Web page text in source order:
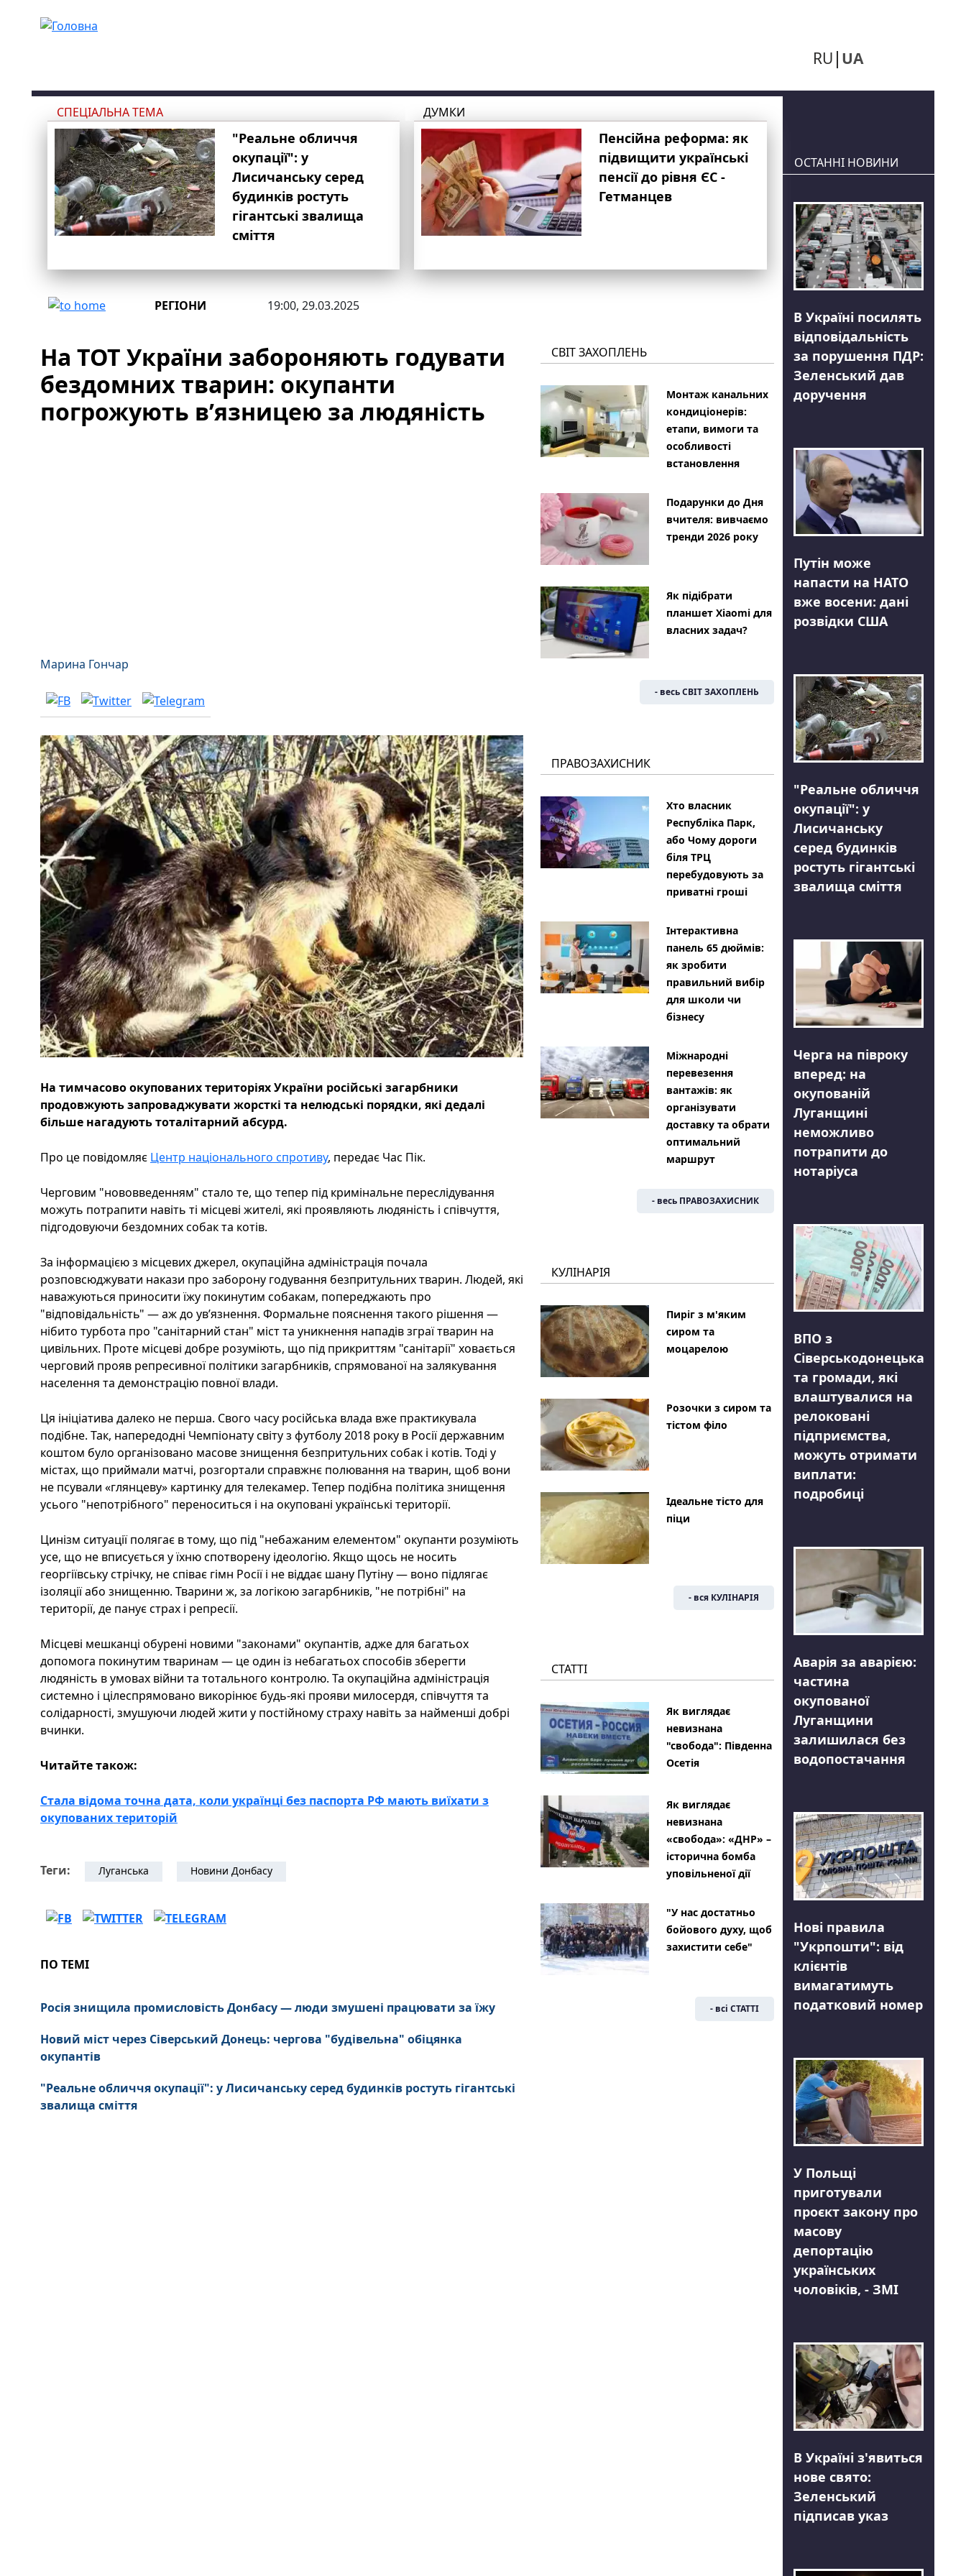
RU UA
СПЕЦІАЛЬНА ТЕМА
"Реальне обличчя
окупації": у
Лисичанську серед
будинків ростуть
гігантські звалища
сміття
ДУМКИ
Пенсійна реформа: як
підвищити українські
пенсії до рівня ЄС -
Гетманцев
РЕГІОНИ 19:00, 29.03.2025
На ТОТ України забороняють годувати
бездомних тварин: окупанти
погрожують в’язницею за людяність
Марина Гончар
На тимчасово окупованих територіях України російські загарбники
продовжують запроваджувати жорсткі та нелюдські порядки, які дедалі
більше нагадують тоталітарний абсурд.
Про це повідомляє Центр національного спротиву, передає Час Пік.
Черговим "нововведенням" стало те, що тепер під кримінальне переслідування
можуть потрапити навіть ті місцеві жителі, які проявляють людяність і співчуття,
підгодовуючи бездомних собак та котів.
За інформацією з місцевих джерел, окупаційна адміністрація почала
розповсюджувати накази про заборону годування безпритульних тварин. Людей, які
наважуються приносити їжу покинутим собакам, попереджають про
"відповідальність" — аж до ув’язнення. Формальне пояснення такого рішення —
нібито турбота про "санітарний стан" міст та уникнення нападів зграї тварин на
цивільних. Проте місцеві добре розуміють, що під прикриттям "санітарії" ховається
черговий прояв репресивної політики загарбників, спрямованої на залякування
населення та демонстрацію повної влади.
Ця ініціатива далеко не перша. Свого часу російська влада вже практикувала
подібне. Так, напередодні Чемпіонату світу з футболу 2018 року в Росії державним
коштом було організовано масове знищення безпритульних собак і котів. Тоді у
містах, що приймали матчі, розгортали справжнє полювання на тварин, щоб вони
не псували «глянцеву» картинку для телекамер. Тепер подібна політика знищення
усього "непотрібного" переноситься і на окуповані українські території.
Цинізм ситуації полягає в тому, що під "небажаним елементом" окупанти розуміють
усе, що не вписується у їхню спотворену ідеологію. Якщо щось не носить
георгіївську стрічку, не співає гімн Росії і не віддає шану Путіну — воно підлягає
ізоляції або знищенню. Тварини ж, за логікою загарбників, "не потрібні" на
території, де панує страх і репресії.
Місцеві мешканці обурені новими "законами" окупантів, адже для багатьох
допомога покинутим тваринам — це один із небагатьох способів зберегти
людяність в умовах війни та тотального контролю. Та окупаційна адміністрація
системно і цілеспрямовано викорінює будь-які прояви милосердя, співчуття та
солідарності, змушуючи людей жити у постійному страху навіть за найменші добрі
вчинки.
Читайте також:
Стала відома точна дата, коли українці без паспорта РФ мають виїхати з
окупованих територій
Теги: Луганська Новини Донбасу
ПО ТЕМІ
Росія знищила промисловість Донбасу — люди змушені працювати за їжу
Новий міст через Сіверський Донець: чергова "будівельна" обіцянка
окупантів
"Реальне обличчя окупації": у Лисичанську серед будинків ростуть гігантські
звалища сміття
СВІТ ЗАХОПЛЕНЬ
Монтаж канальних
кондиціонерів:
етапи, вимоги та
особливості
встановлення
Подарунки до Дня
вчителя: вивчаємо
тренди 2026 року
Як підібрати
планшет Xiaomi для
власних задач?
- весь СВІТ ЗАХОПЛЕНЬ
ПРАВОЗАХИСНИК
Хто власник
Республіка Парк,
або Чому дороги
біля ТРЦ
перебудовують за
приватні гроші
Інтерактивна
панель 65 дюймів:
як зробити
правильний вибір
для школи чи
бізнесу
Міжнародні
перевезення
вантажів: як
організувати
доставку та обрати
оптимальний
маршрут
- весь ПРАВОЗАХИСНИК
КУЛІНАРІЯ
Пиріг з м'яким
сиром та
моцарелою
Розочки з сиром та
тістом філо
Ідеальне тісто для
піци
- вся КУЛІНАРІЯ
СТАТТІ
Як виглядає
невизнана
"свобода": Південна
Осетія
Як виглядає
невизнана
«свобода»: «ДНР» –
історична бомба
уповільненої дії
"У нас достатньо
бойового духу, щоб
захистити себе"
- всі СТАТТІ
ОСТАННІ НОВИНИ
В Україні посилять
відповідальність
за порушення ПДР:
Зеленський дав
доручення
Путін може
напасти на НАТО
вже восени: дані
розвідки США
"Реальне обличчя
окупації": у
Лисичанську
серед будинків
ростуть гігантські
звалища сміття
Черга на півроку
вперед: на
окупованій
Луганщині
неможливо
потрапити до
нотаріуса
ВПО з
Сіверськодонецька
та громади, які
влаштувалися на
релоковані
підприємства,
можуть отримати
виплати:
подробиці
Аварія за аварією:
частина
окупованої
Луганщини
залишилася без
водопостачання
Нові правила
"Укрпошти": від
клієнтів
вимагатимуть
податковий номер
У Польщі
приготували
проєкт закону про
масову
депортацію
українських
чоловіків, - ЗМІ
В Україні з'явиться
нове свято:
Зеленський
підписав указ